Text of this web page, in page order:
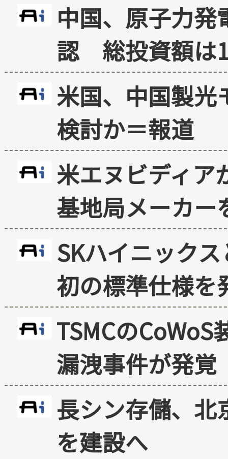
中国、原子力
認 総投資額は
米国、中国製光
検討か＝報道
米エヌビディア
基地局メーカー
SKハイニック
初の標準仕様を
TSMCの
漏洩事件が発覚
長シン存儲、北
を建設へ